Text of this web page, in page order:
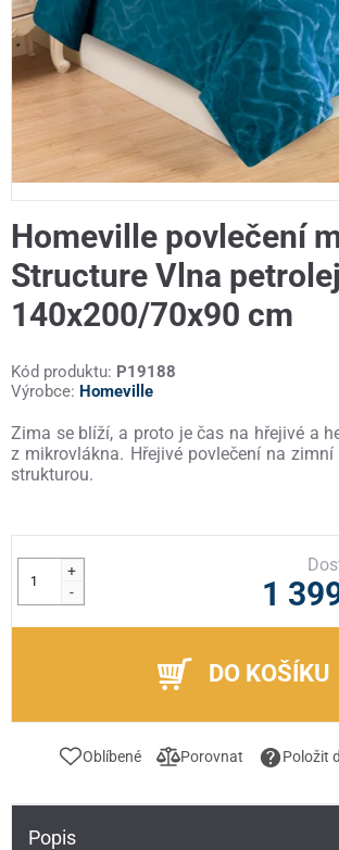
Homeville povlečení
Structure Vlna petrolej
140x200/70x90 cm
Kód produktu: P19188
Výrobce: Homeville
Zima se blíží, a proto je čas na hřejivé a
z mikrovlákna. Hřejivé povlečení na
strukturou.
+
-
1
DO KOŠÍKU
Oblíbené Porovnat Položit
Popis